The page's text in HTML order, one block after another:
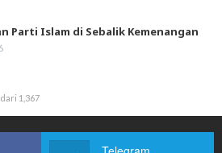
Parti Islam di Sebalik Kemenangan
dari 1,367